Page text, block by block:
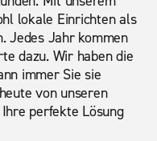
lokale Einrichten als
Jedes Jahr kommen
dazu. Wir haben die
immer Sie sie
von unseren
perfekte Lösung